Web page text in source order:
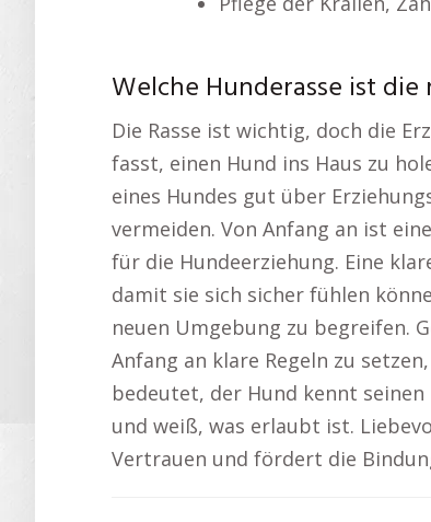
Welche Hunderasse ist
Die Rasse ist wichtig, doch die
fasst, einen Hund ins Haus zu
eines Hundes gut über
vermeiden. Von Anfang an ist
für die Hundeerziehung. Eine
damit sie sich sicher fühlen
neuen Umgebung zu begreifen.
Anfang an klare Regeln zu
bedeutet, der Hund kennt
und weiß, was erlaubt ist.
Vertrauen und fördert die